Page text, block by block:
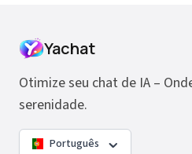
Yachat
Otimize seu chat de IA –
serenidade.
Português